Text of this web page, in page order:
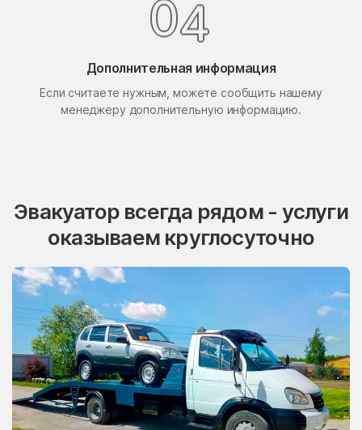
04
Дополнительная информация
Если считаете нужным, можете сообщить нашему
менеджеру дополнительную информацию.
Эвакуатор всегда рядом - услуги
оказываем круглосуточно
Поселок Сосновка
Поселок Толстопальцево Поселок Узкое
Поселок Шлюзы Починки
Пуршево Путилково
Пушкино Пущино
Радужный
Развилка
Раменки Раменское
Раменской
агрохимстанции РАОС
Растуново
Ратчино Рахманово